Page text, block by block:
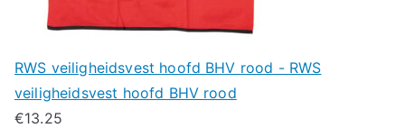
RWS veiligheidsvest hoofd BHV rood - RWS
veiligheidsvest hoofd BHV rood
€13.25